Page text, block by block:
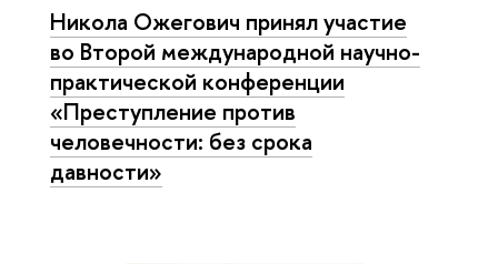
Никола Ожегович принял участие
во Второй международной научно-
практической конференции
«Преступление против
человечности: без срока
давности»